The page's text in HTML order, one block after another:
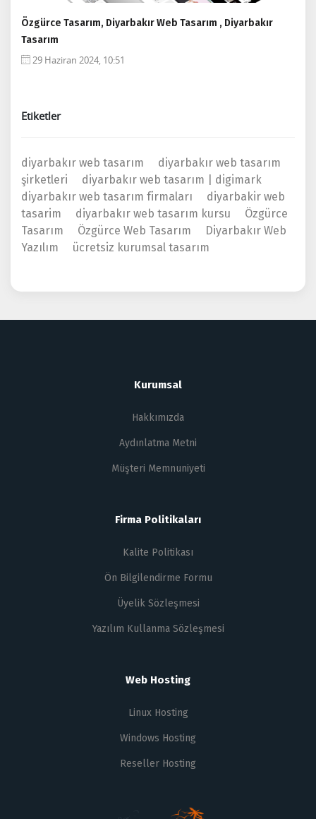
Özgürce Tasarım, Diyarbakır Web Tasarım , Diyarbakır
Tasarım
29 Haziran 2024, 10:51
Etiketler
diyarbakır web tasarım
diyarbakır web tasarım
şirketleri
diyarbakır web tasarım | digimark
diyarbakır web tasarım firmaları
diyarbakir web
tasarim
diyarbakır web tasarım kursu
Özgürce
Tasarım
Özgürce Web Tasarım
Diyarbakır Web
Yazılım
ücretsiz kurumsal tasarım
Kurumsal
Hakkımızda
Aydınlatma Metni
Müşteri Memnuniyeti
Firma Politikaları
Kalite Politikası
Ön Bilgilendirme Formu
Üyelik Sözleşmesi
Yazılım Kullanma Sözleşmesi
Web Hosting
Linux Hosting
Windows Hosting
Reseller Hosting